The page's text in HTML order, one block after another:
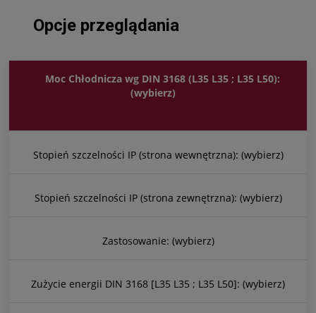
Opcje przeglądania
Moc Chłodnicza wg DIN 3168 (L35 L35 ; L35 L50):
(wybierz)
Stopień szczelności IP (strona wewnętrzna): (wybierz)
Stopień szczelności IP (strona zewnętrzna): (wybierz)
Zastosowanie: (wybierz)
Zużycie energii DIN 3168 [L35 L35 ; L35 L50]: (wybierz)